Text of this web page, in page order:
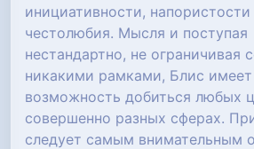
инициативности, напористости
честолюбия. Мысля и поступая
нестандартно, не ограничивая
никакими рамками, Блис имеет
возможность добиться любых
совершенно разных сферах.
следует самым внимательным